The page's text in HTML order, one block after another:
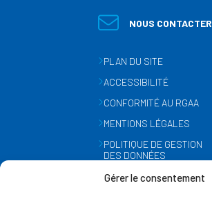
Gérer le consentement
Bibliothèque invite
lecture spéciale
héros et héroïne
jeune viking drôle,
rebelle et pleines
d’idées.
Aventuriers,
lecteurs, joueurs et
familles sont
NOUS CONTACTER
PLAN DU SITE
ACCESSIBILITÉ
CONFORMITÉ AU RGAA
MENTIONS LÉGALES
POLITIQUE DE GESTION
DES DONNÉES